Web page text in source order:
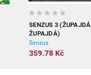
SENZUS 3
ŽUPAJDÁ)
Senzus
359.78 Kč